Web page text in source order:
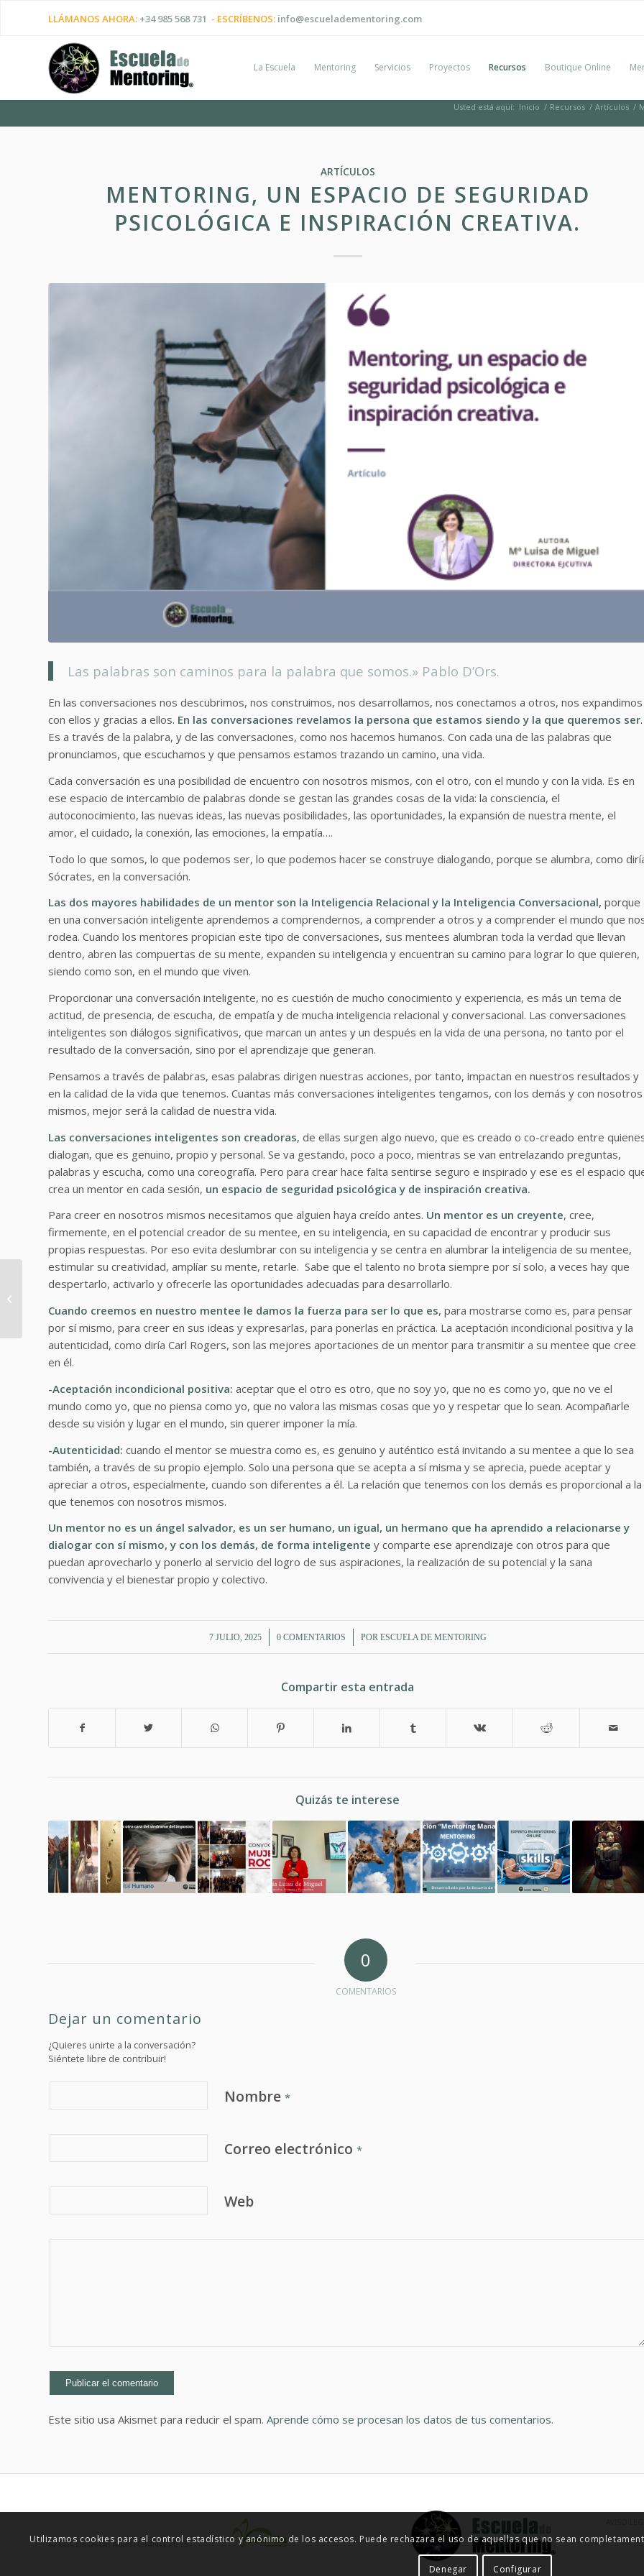
LLÁMANOS AHORA: +34 985 568 731 - ESCRÍBENOS: info@escueladementoring.com
La Escuela Mentoring Servicios Proyectos Recursos Boutique Online
Usted está aquí: Inicio / Recursos / Artículos /
ARTÍCULOS
MENTORING, UN ESPACIO DE SEGURIDAD
PSICOLÓGICA E INSPIRACIÓN CREATIVA.
Las palabras son caminos para la palabra que somos.» Pablo D’Ors.
En las conversaciones nos descubrimos, nos construimos, nos desarrollamos, nos conectamos a otros, nos expandimos
con ellos y gracias a ellos. En las conversaciones revelamos la persona que estamos siendo y la que queremos ser.
Es a través de la palabra, y de las conversaciones, como nos hacemos humanos. Con cada una de las palabras que
pronunciamos, que escuchamos y que pensamos estamos trazando un camino, una vida.
Cada conversación es una posibilidad de encuentro con nosotros mismos, con el otro, con el mundo y con la vida. Es en
ese espacio de intercambio de palabras donde se gestan las grandes cosas de la vida: la consciencia, el
autoconocimiento, las nuevas ideas, las nuevas posibilidades, las oportunidades, la expansión de nuestra mente, el
amor, el cuidado, la conexión, las emociones, la empatía….
Todo lo que somos, lo que podemos ser, lo que podemos hacer se construye dialogando, porque se alumbra, como
Sócrates, en la conversación.
Las dos mayores habilidades de un mentor son la Inteligencia Relacional y la Inteligencia Conversacional, porque
en una conversación inteligente aprendemos a comprendernos, a comprender a otros y a comprender el mundo que
rodea. Cuando los mentores propician este tipo de conversaciones, sus mentees alumbran toda la verdad que llevan
dentro, abren las compuertas de su mente, expanden su inteligencia y encuentran su camino para lograr lo que quieren,
siendo como son, en el mundo que viven.
Proporcionar una conversación inteligente, no es cuestión de mucho conocimiento y experiencia, es más un tema de
actitud, de presencia, de escucha, de empatía y de mucha inteligencia relacional y conversacional. Las conversaciones
inteligentes son diálogos significativos, que marcan un antes y un después en la vida de una persona, no tanto por el
resultado de la conversación, sino por el aprendizaje que generan.
Pensamos a través de palabras, esas palabras dirigen nuestras acciones, por tanto, impactan en nuestros resultados y
en la calidad de la vida que tenemos. Cuantas más conversaciones inteligentes tengamos, con los demás y con nosotros
mismos, mejor será la calidad de nuestra vida.
Las conversaciones inteligentes son creadoras, de ellas surgen algo nuevo, que es creado o co-creado entre
dialogan, que es genuino, propio y personal. Se va gestando, poco a poco, mientras se van entrelazando preguntas,
palabras y escucha, como una coreografía. Pero para crear hace falta sentirse seguro e inspirado y ese es el espacio
crea un mentor en cada sesión, un espacio de seguridad psicológica y de inspiración creativa.
Para creer en nosotros mismos necesitamos que alguien haya creído antes. Un mentor es un creyente, cree,
firmemente, en el potencial creador de su mentee, en su inteligencia, en su capacidad de encontrar y producir sus
propias respuestas. Por eso evita deslumbrar con su inteligencia y se centra en alumbrar la inteligencia de su mentee,
estimular su creatividad, amplíar su mente, retarle. Sabe que el talento no brota siempre por sí solo, a veces hay que
despertarlo, activarlo y ofrecerle las oportunidades adecuadas para desarrollarlo.
Cuando creemos en nuestro mentee le damos la fuerza para ser lo que es, para mostrarse como es, para pensar
por sí mismo, para creer en sus ideas y expresarlas, para ponerlas en práctica. La aceptación incondicional positiva y la
autenticidad, como diría Carl Rogers, son las mejores aportaciones de un mentor para transmitir a su mentee que cree
en él.
-Aceptación incondicional positiva: aceptar que el otro es otro, que no soy yo, que no es como yo, que no ve el
mundo como yo, que no piensa como yo, que no valora las mismas cosas que yo y respetar que lo sean. Acompañarle
desde su visión y lugar en el mundo, sin querer imponer la mía.
-Autenticidad: cuando el mentor se muestra como es, es genuino y auténtico está invitando a su mentee a que lo sea
también, a través de su propio ejemplo. Solo una persona que se acepta a sí misma y se aprecia, puede aceptar y
apreciar a otros, especialmente, cuando son diferentes a él. La relación que tenemos con los demás es proporcional a la
que tenemos con nosotros mismos.
Un mentor no es un ángel salvador, es un ser humano, un igual, un hermano que ha aprendido a relacionarse y
dialogar con sí mismo, y con los demás, de forma inteligente y comparte ese aprendizaje con otros para que
puedan aprovecharlo y ponerlo al servicio del logro de sus aspiraciones, la realización de su potencial y la sana
convivencia y el bienestar propio y colectivo.
7 JULIO, 2025
/ 0 COMENTARIOS
/ POR ESCUELA DE MENTORING
Compartir esta entrada
Quizás te interese
0
COMENTARIOS
Dejar un comentario
¿Quieres unirte a la conversación?
Siéntete libre de contribuir!
Nombre *
Correo electrónico *
Web
Este sitio usa Akismet para reducir el spam. Aprende cómo se procesan los datos de tus comentarios.
© ESCUELA DE MENTORING 2015
«Comunidad de
Aprendizaje»
#Mentores en
Certificación
Utilizamos cookies para el control estadístico y anónimo de los accesos. Puede rechazara el uso de aquellas que no sean
Denegar Configurar